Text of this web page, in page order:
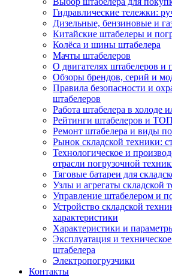
Гидравлические тележки:
Дизельные, бензиновые и
Китайские штабелеры и
Колёса и шины штабелера
Мачты штабелеров
О двигателях штабелеров и
Обзоры брендов, серий и
Правила безопасности и
штабелеров
Работа штабелера в холоде
Рейтинги штабелеров и
Ремонт штабелера и виды
Рынок складской техники:
Технологическое и
отрасли погрузочной
Тяговые батареи для
Узлы и агрегаты складской
Управление штабелером и
Устройство складской
характеристики
Характеристики и
Эксплуатация и
штабелера
Электропогрузчики
Контакты